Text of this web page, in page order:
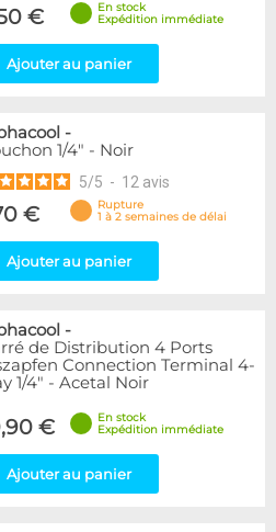
€
En stock
Expédition immédiate
Ajouter au panier
-
1/4" - Noir
5/5 - 12 avis
€
Rupture
1 à 2 semaines de délai
Ajouter au panier
-
de Distribution 4 Ports
Connection Terminal 4-
1/4" - Acetal Noir
€
En stock
Expédition immédiate
Ajouter au panier